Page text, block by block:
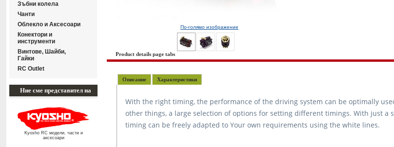
По-голямо изображение
Product details page tabs
Описание Характеристики
With the right timing, the performance of the driving system can be optimally
other things, a large selection of options for setting different timings. With just a
timing can be freely adapted to Your own requirements using the white lines.
Зъбни колела
Чанти
Облекло и Аксесоари
Конектори и
инструменти
Винтове, Шайби,
Гайки
RC Outlet
Ние сме представител на
Kyosho RC модели, части и
аксесоари